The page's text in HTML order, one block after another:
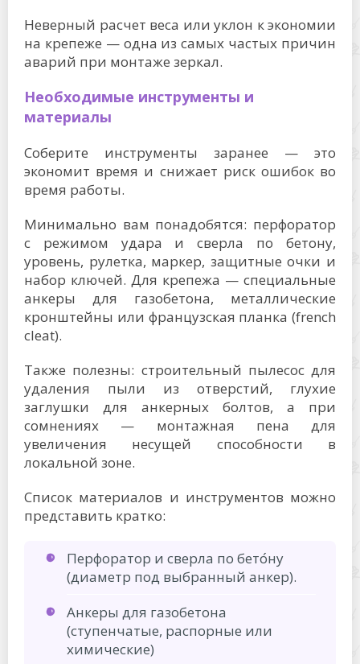
Неверный расчет веса или уклон к экономии
на крепеже — одна из самых частых причин
аварий при монтаже зеркал.
Необходимые инструменты и
материалы
Соберите инструменты заранее — это
экономит время и снижает риск ошибок во
время работы.
Минимально вам понадобятся: перфоратор
с режимом удара и сверла по бетону,
уровень, рулетка, маркер, защитные очки и
набор ключей. Для крепежа — специальные
анкеры для газобетона, металлические
кронштейны или французская планка (french
cleat).
Также полезны: строительный пылесос для
удаления пыли из отверстий, глухие
заглушки для анкерных болтов, а при
сомнениях — монтажная пена для
увеличения несущей способности в
локальной зоне.
Список материалов и инструментов можно
представить кратко:
Перфоратор и сверла по бето́ну
(диаметр под выбранный анкер).
Анкеры для газобетона
(ступенчатые, распорные или
химические)